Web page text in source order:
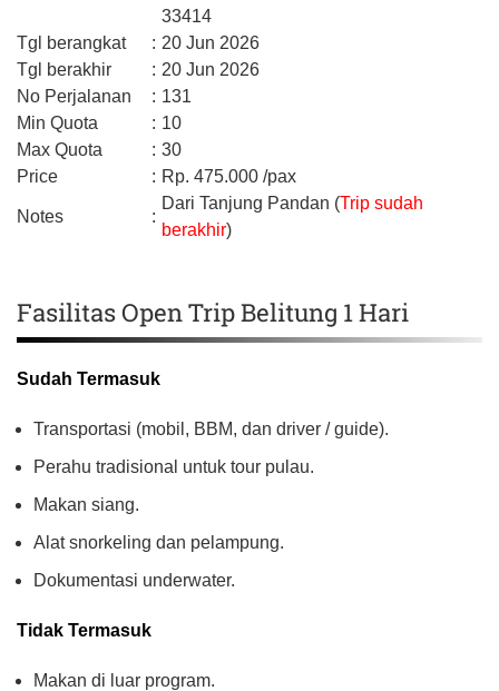
33414
Tgl berangkat
: 20 Jun 2026
Tgl berakhir
: 20 Jun 2026
No Perjalanan
: 131
Min Quota
: 10
Max Quota
: 30
Price
: Rp. 475.000 /pax
Notes :
Dari Tanjung Pandan (Trip sudah
berakhir)
Fasilitas Open Trip Belitung 1 Hari
Sudah Termasuk
Transportasi (mobil, BBM, dan driver / guide).
Perahu tradisional untuk tour pulau.
Makan siang.
Alat snorkeling dan pelampung.
Dokumentasi underwater.
Tidak Termasuk
Makan di luar program.